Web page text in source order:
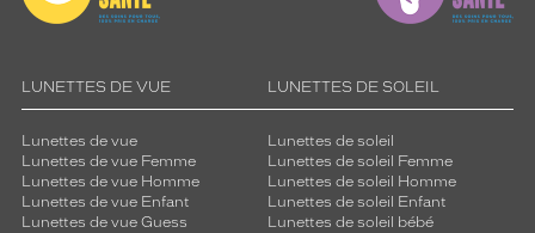
LUNETTES DE VUE
Lunettes de vue
Lunettes de vue Femme
Lunettes de vue Homme
Lunettes de vue Enfant
Lunettes de vue Guess
LUNETTES DE SOLEIL
Lunettes de soleil
Lunettes de soleil Femme
Lunettes de soleil Homme
Lunettes de soleil Enfant
Lunettes de soleil bébé